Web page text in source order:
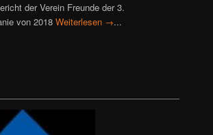
der Verein Freunde der 3.
von 2018Weiterlesen →...